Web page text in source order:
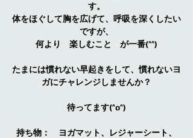
す。
体をほぐして胸を広げて、呼吸を深くしたい
ですが、
何より 楽しむこと が一番(^^)
たまには慣れない早起きをして、慣れないヨ
ガにチャレンジしませんか？
待ってます(^o^)
持ち物： ヨガマット、レジャーシート、